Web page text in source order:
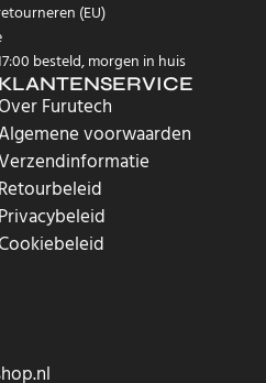
(EU)
besteld, morgen in huis
KLANTENSERVICE
Furutech
voorwaarden
Retourbeleid
Privacybeleid